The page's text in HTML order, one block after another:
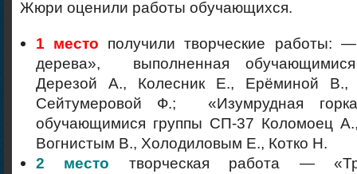
Жюри оценили работы обучающихся.
1 место получили творческие работы:
дерева», выполненная
Дерезой А., Колесник Е., Ерёминой В.,
Сейтумеровой Ф.; «Изумрудная
обучающимися группы СП-37 Коломоец
Вогнистым В., Холодиловым Е., Котко Н.
2 место творческая работа —